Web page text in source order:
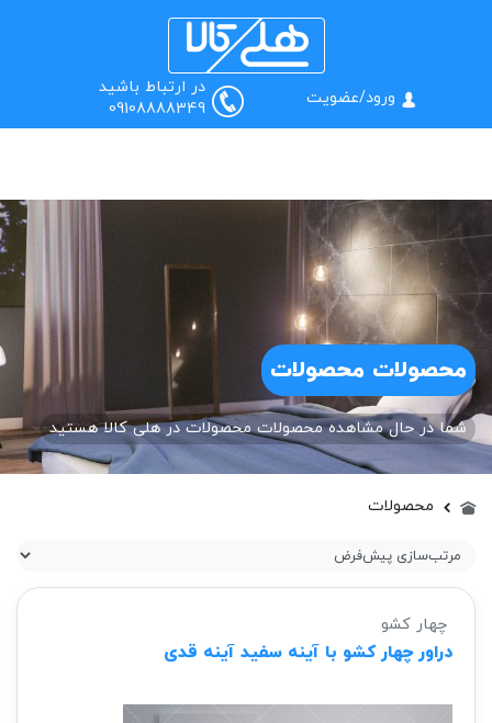
ورود/عضویت
در ارتباط باشید
09108888349
محصولات محصولات
شما در حال مشاهده محصولات محصولات در هلی کالا هستید
محصولات
چهار کشو
دراور چهار کشو با آینه سفید آینه قدی